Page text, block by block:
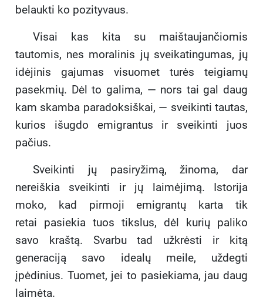
belaukti ko pozityvaus.
Visai kas kita su maištaujančiomis
tautomis, nes moralinis jų sveikatingumas, jų
idėjinis gajumas visuomet turės teigiamų
pasekmių. Dėl to galima, — nors tai gal daug
kam skamba paradoksiškai, — sveikinti tautas,
kurios išugdo emigrantus ir sveikinti juos
pačius.
Sveikinti jų pasiryžimą, žinoma, dar
nereiškia sveikinti ir jų laimėjimą. Istorija
moko, kad pirmoji emigrantų karta tik
retai pasiekia tuos tikslus, dėl kurių paliko
savo kraštą. Svarbu tad užkrėsti ir kitą
generaciją savo idealų meile, uždegti
įpėdinius. Tuomet, jei to pasiekiama, jau daug
laimėta.